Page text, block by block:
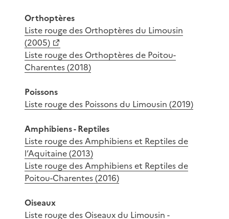
Orthoptères
Liste rouge des Orthoptères du Limousin
(2005)
Liste rouge des Orthoptères de Poitou-
Charentes (2018)
Poissons
Liste rouge des Poissons du Limousin (2019)
Amphibiens - Reptiles
Liste rouge des Amphibiens et Reptiles de
l’Aquitaine (2013)
Liste rouge des Amphibiens et Reptiles de
Poitou-Charentes (2016)
Oiseaux
Liste rouge des Oiseaux du Limousin -